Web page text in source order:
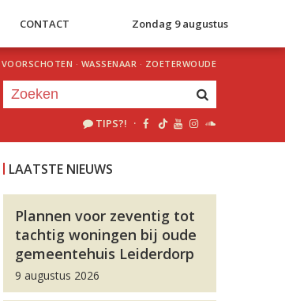
CONTACT Zondag 9 augustus
VOORSCHOTEN · WASSENAAR · ZOETERWOUDE
TIPS?! ·
LAATSTE NIEUWS
Plannen voor zeventig tot
tachtig woningen bij oude
gemeentehuis Leiderdorp
9 augustus 2026